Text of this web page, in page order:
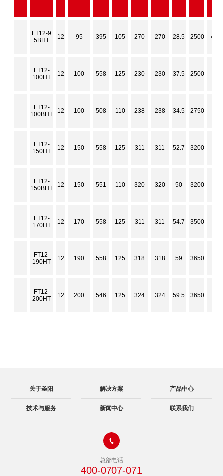
FT12-9
5BHT
12 95 395 105 270 270 28.5 2500
FT12-
100HT
12 100 558 125 230 230 37.5 2500
FT12-
100BHT
12 100 508 110 238 238 34.5 2750
FT12-
150HT
12 150 558 125 311 311 52.7 3200
FT12-
150BHT
12 150 551 110 320 320 50 3200
FT12-
170HT
12 170 558 125 311 311 54.7 3500
FT12-
190HT
12 190 558 125 318 318 59 3650
FT12-
200HT
12 200 546 125 324 324 59.5 3650
关于圣阳 解决方案 产品中心
技术与服务 新闻中心 联系我们

总部电话
400-0707-071